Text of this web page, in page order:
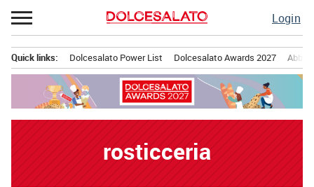
Passa
al
Login
principale
Quick links: Dolcesalato Power List Dolcesalato Awards 2027
rosticceria